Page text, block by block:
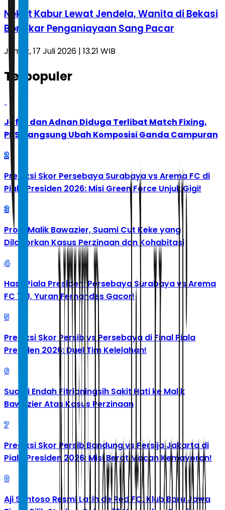
Nekat Kabur Lewat Jendela, Wanita di Bekasi
Bongkar Penganiayaan Sang Pacar
Jumat, 17 Juli 2026 | 13.21 WIB
Terpopuler
Jafar dan Adnan Diduga Terlibat Match Fixing,
PBSI Langsung Ubah Komposisi Ganda Campuran
2
Prediksi Skor Persebaya Surabaya vs Arema FC di
Piala Presiden 2026: Misi Green Force Unjuk Gigi!
3
Profil Malik Bawazier, Suami Cut Keke yang
Dilaporkan Kasus Perzinaan dan Kohabitasi
4
Hasil Piala Presiden: Persebaya Surabaya vs Arema
FC 1-0, Yuran Fernandes Gacor!
5
Prediksi Skor Persib vs Persebaya di Final Piala
Presiden 2026: Duel Tim Kelelahan!
6
Suami Endah Fitrianingsih Sakit Hati ke Malik
Bawazier Atas Kasus Perzinaan
7
Prediksi Skor Persib Bandung vs Persija Jakarta di
Piala Presiden 2026: Misi Berat Macan Kemayoran!
8
Aji Santoso Resmi Latih de Red FC, Klub Baru Jawa